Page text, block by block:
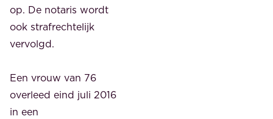
op. De notaris wordt
ook strafrechtelijk
vervolgd.
Een vrouw van 76
overleed eind juli 2016
in een